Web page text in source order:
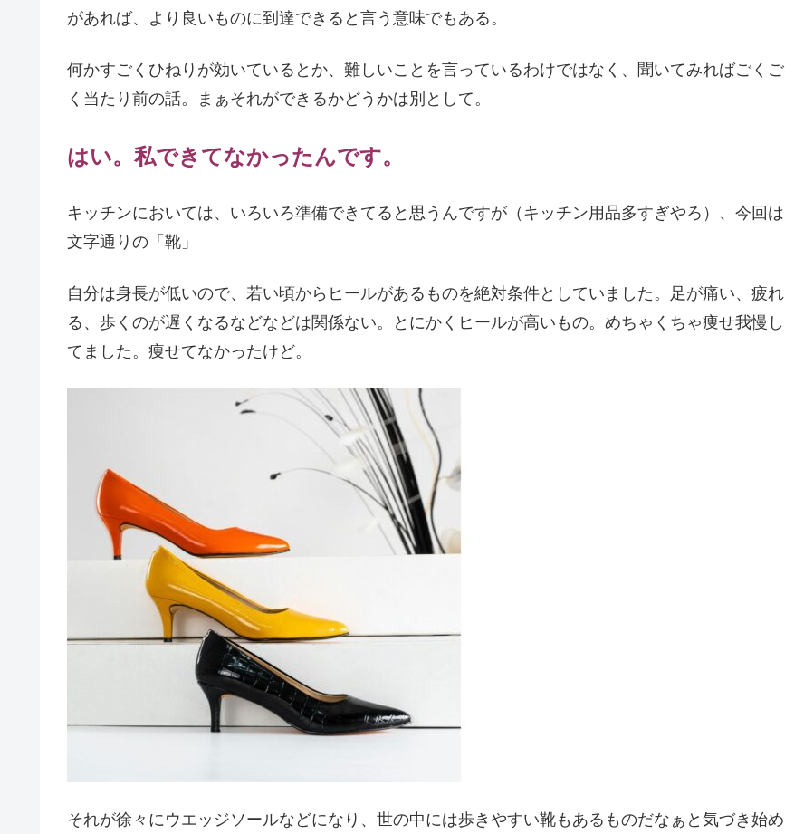
があれば、より良いものに到達できると言う意味でもある。
何かすごくひねりが効いているとか、難しいことを言っているわけではなく、聞いてみればごくご
く当たり前の話。まぁそれができるかどうかは別として。
はい。私できてなかったんです。
キッチンにおいては、いろいろ準備できてると思うんですが（キッチン用品多すぎやろ）、今回は
文字通りの「靴」
自分は身長が低いので、若い頃からヒールがあるものを絶対条件としていました。足が痛い、疲れ
る、歩くのが遅くなるなどなどは関係ない。とにかくヒールが高いもの。めちゃくちゃ痩せ我慢し
てました。痩せてなかったけど。
それが徐々にウエッジソールなどになり、世の中には歩きやすい靴もあるものだなぁと気づき始め